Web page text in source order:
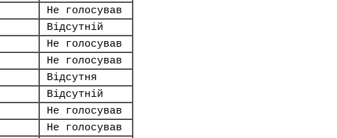
Не голосував
Відсутній
Не голосував
Не голосував
Відсутня
Відсутній
Не голосував
Не голосував